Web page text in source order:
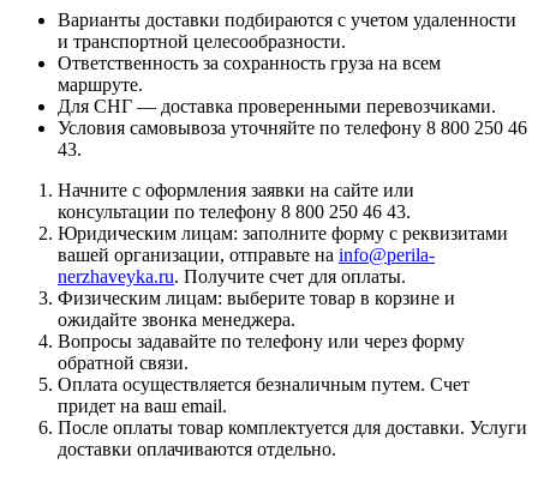
Варианты доставки подбираются с учетом удаленности
и транспортной целесообразности.
Ответственность за сохранность груза на всем
маршруте.
Для СНГ — доставка проверенными перевозчиками.
Условия самовывоза уточняйте по телефону 8 800 250 46
43.
Начните с оформления заявки на сайте или
консультации по телефону 8 800 250 46 43.
Юридическим лицам: заполните форму с реквизитами
вашей организации, отправьте на info@perila-
nerzhaveyka.ru. Получите счет для оплаты.
Физическим лицам: выберите товар в корзине и
ожидайте звонка менеджера.
Вопросы задавайте по телефону или через форму
обратной связи.
Оплата осуществляется безналичным путем. Счет
придет на ваш email.
После оплаты товар комплектуется для доставки. Услуги
доставки оплачиваются отдельно.